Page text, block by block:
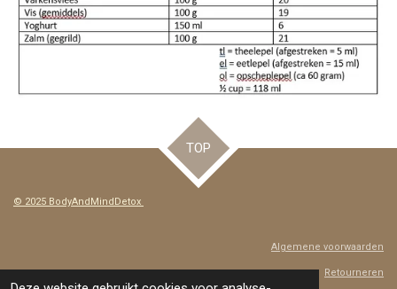
TOP
© 2025 BodyAndMindDetox
Algemene voorwaarden
Retourneren